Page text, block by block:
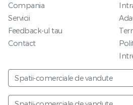
Compania
Servicii
Feedback-ul tau
Contact
Spatii-comerciale de vandute